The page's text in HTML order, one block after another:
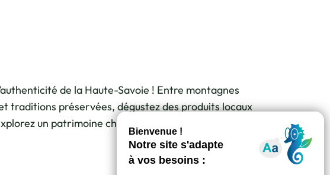
de la Haute-Savoie ! Entre montagnes
traditions préservées, dégustez des produits locaux
un patrimoine chargé d’histoire.